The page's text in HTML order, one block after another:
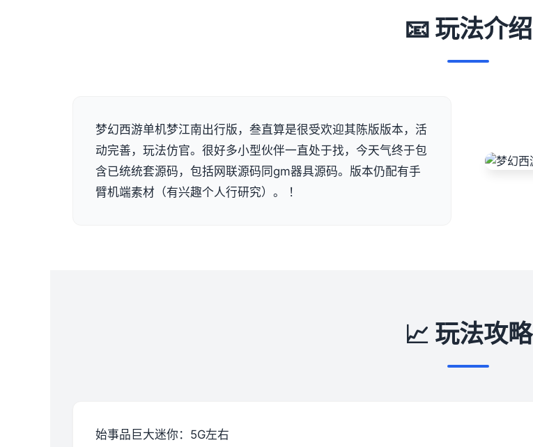
📧 玩法介绍
梦幻西游单机梦江南出行版，叁直算是很受欢迎其陈版版本，活
动完善，玩法仿官。很好多小型伙伴一直处于找，今天气终于包
含已统统套源码，包括网联源码同gm器具源码。版本仍配有手
臂机端素材（有兴趣个人行研究）。 ！
📈 玩法攻略
始事品巨大迷你：5G左右